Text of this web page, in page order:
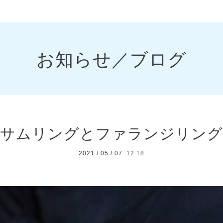
お知らせ／ブログ
ムリングとファランジリン
2021 / 05 / 07 12:18